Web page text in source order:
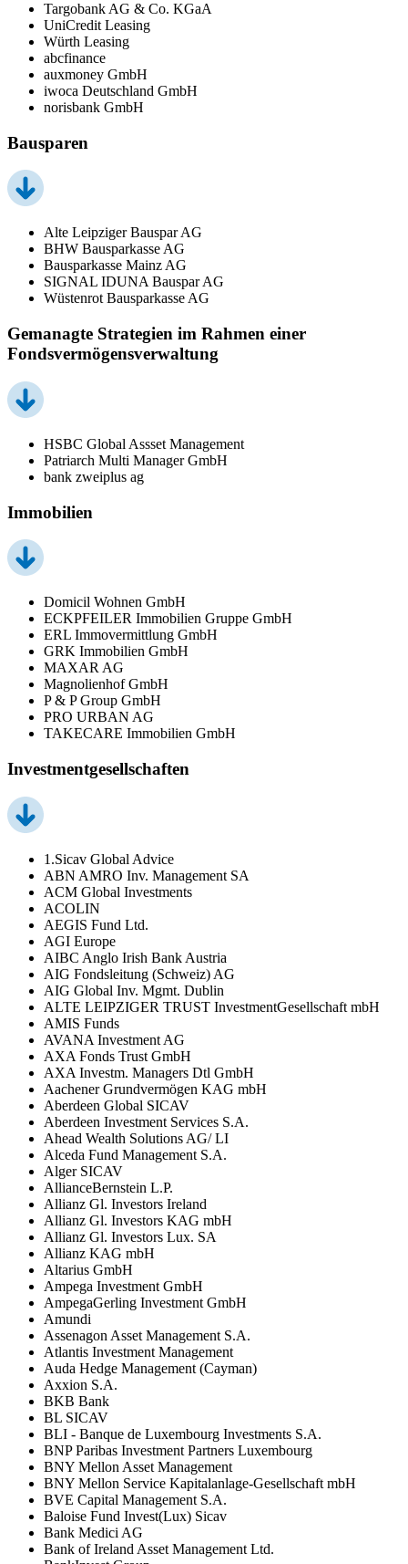
Targobank AG & Co. KGaA
UniCredit Leasing
Würth Leasing
abcfinance
auxmoney GmbH
iwoca Deutschland GmbH
norisbank GmbH
Bausparen
Alte Leipziger Bauspar AG
BHW Bausparkasse AG
Bausparkasse Mainz AG
SIGNAL IDUNA Bauspar AG
Wüstenrot Bausparkasse AG
Gemanagte Strategien im Rahmen einer
Fondsvermögensverwaltung
HSBC Global Assset Management
Patriarch Multi Manager GmbH
bank zweiplus ag
Immobilien
Domicil Wohnen GmbH
ECKPFEILER Immobilien Gruppe GmbH
ERL Immovermittlung GmbH
GRK Immobilien GmbH
MAXAR AG
Magnolienhof GmbH
P & P Group GmbH
PRO URBAN AG
TAKECARE Immobilien GmbH
Investmentgesellschaften
1.Sicav Global Advice
ABN AMRO Inv. Management SA
ACM Global Investments
ACOLIN
AEGIS Fund Ltd.
AGI Europe
AIBC Anglo Irish Bank Austria
AIG Fondsleitung (Schweiz) AG
AIG Global Inv. Mgmt. Dublin
ALTE LEIPZIGER TRUST InvestmentGesellschaft mbH
AMIS Funds
AVANA Investment AG
AXA Fonds Trust GmbH
AXA Investm. Managers Dtl GmbH
Aachener Grundvermögen KAG mbH
Aberdeen Global SICAV
Aberdeen Investment Services S.A.
Ahead Wealth Solutions AG/ LI
Alceda Fund Management S.A.
Alger SICAV
AllianceBernstein L.P.
Allianz Gl. Investors Ireland
Allianz Gl. Investors KAG mbH
Allianz Gl. Investors Lux. SA
Allianz KAG mbH
Altarius GmbH
Ampega Investment GmbH
AmpegaGerling Investment GmbH
Amundi
Assenagon Asset Management S.A.
Atlantis Investment Management
Auda Hedge Management (Cayman)
Axxion S.A.
BKB Bank
BL SICAV
BLI - Banque de Luxembourg Investments S.A.
BNP Paribas Investment Partners Luxembourg
BNY Mellon Asset Management
BNY Mellon Service Kapitalanlage-Gesellschaft mbH
BVE Capital Management S.A.
Baloise Fund Invest(Lux) Sicav
Bank Medici AG
Bank of Ireland Asset Management Ltd.